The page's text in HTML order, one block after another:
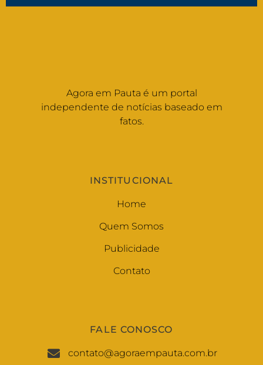
Agora em Pauta é um portal
independente de notícias baseado em
fatos.
INSTITUCIONAL
Home
Quem Somos
Publicidade
Contato
FALE CONOSCO
contato@agoraempauta.com.br